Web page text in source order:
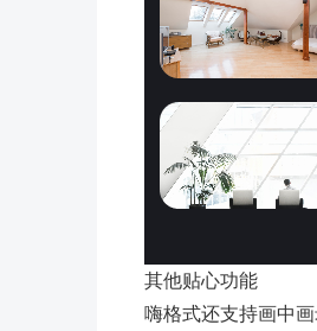
其他贴心功能
嗨格式还支持画中